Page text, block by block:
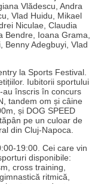
Vlădescu, Andra
Vlad Huidu, Mikael
Niculae, Claudia
Bendre, Ioana Grama,
Benny Adegbuyi, Vlad
la Sports Festival.
Iubitorii sportului
au înscris în concurs
tandem om și câine
și DOG SPEED
pe un culoar de
din Cluj-Napoca.
19:00. Cei care vin
disponibile:
cross training,
ritmică,